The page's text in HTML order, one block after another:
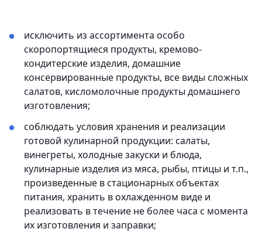
исключить из ассортимента особо
скоропортящиеся продукты, кремово-
кондитерские изделия, домашние
консервированные продукты, все виды сложных
салатов, кисломолочные продукты домашнего
изготовления;
соблюдать условия хранения и реализации
готовой кулинарной продукции: салаты,
винегреты, холодные закуски и блюда,
кулинарные изделия из мяса, рыбы, птицы и т.п.,
произведенные в стационарных объектах
питания, хранить в охлажденном виде и
реализовать в течение не более часа с момента
их изготовления и заправки;